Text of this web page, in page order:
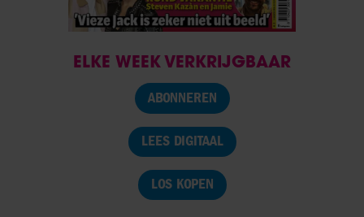
ELKE WEEK VERKRIJGBAAR
ABONNEREN
LEES DIGITAAL
LOS KOPEN